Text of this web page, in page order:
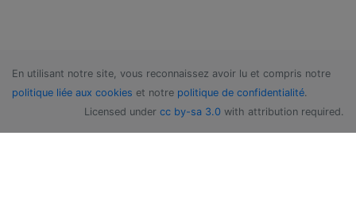
En utilisant notre site, vous reconnaissez avoir lu et compris notre
politique liée aux cookies et notre politique de confidentialité.
Licensed under cc by-sa 3.0 with attribution required.